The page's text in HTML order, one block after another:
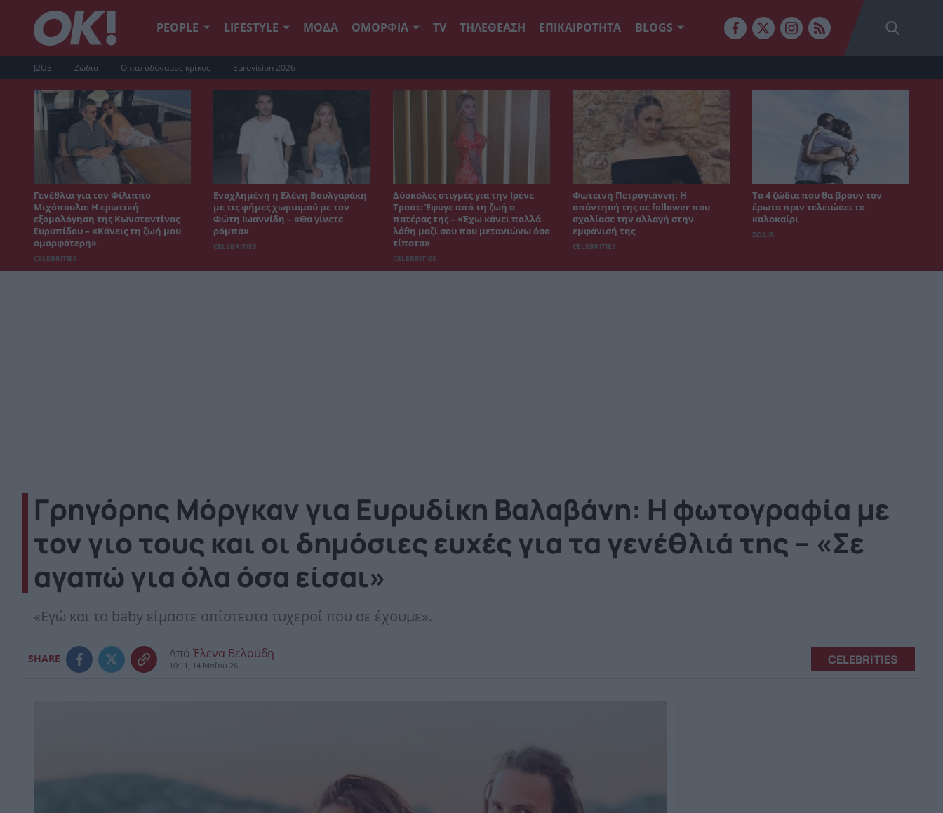
PEOPLE LIFESTYLE ΜΟΔΑ ΟΜΟΡΦΙΑ TV ΤΗΛΕΘΕΑΣΗ ΕΠΙΚΑΙΡΟΤΗΤΑ BLOGS
J2US Ζώδια Ο πιο αδύναμος κρίκος Eurovision 2026
Γενέθλια για τον Φίλιππο
Μιχόπουλο: Η ερωτική
εξομολόγηση της Κωνσταντίνας
Ευρυπίδου – «Κάνεις τη ζωή μου
ομορφότερη»
CELEBRITIES
Ενοχλημένη η Ελένη Βουλγαράκη
με τις φήμες χωρισμού με τον
Φώτη Ιωαννίδη – «Θα γίνετε
ρόμπα»
CELEBRITIES
Δύσκολες στιγμές για την Ιρένε
Τροστ: Έφυγε από τη ζωή ο
πατέρας της – «Έχω κάνει πολλά
λάθη μαζί σου που μετανιώνω όσο
τίποτα»
CELEBRITIES
Φωτεινή Πετρογιάννη: Η
απάντησή της σε follower που
σχολίασε την αλλαγή στην
εμφάνισή της
CELEBRITIES
Τα 4 ζώδια που θα βρουν τον
έρωτα πριν τελειώσει το
καλοκαίρι
ΖΩΔΙΑ
Γρηγόρης Μόργκαν για Ευρυδίκη Βαλαβάνη: Η φωτογραφία με
τον γιο τους και οι δημόσιες ευχές για τα γενέθλιά της – «Σε
αγαπώ για όλα όσα είσαι»
«Εγώ και το baby είμαστε απίστευτα τυχεροί που σε έχουμε».
SHARE Από Έλενα Βελούδη
10:11, 14 Μαΐου 26 CELEBRITIES